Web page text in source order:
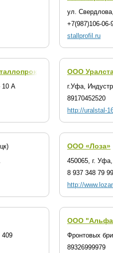
ул.
+7(987)106-06-
stallprofil.ru
завод
(г.
10 А
ООО
г.Уфа,
89170452520
http://uralstal-
ООО «Лоза»
450065, г.
8 937 348 79 99
http://
ООО
Фронтовых
89326999979